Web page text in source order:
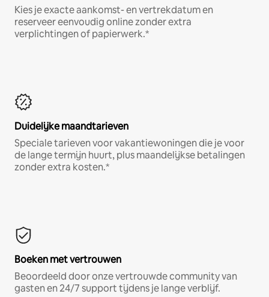
Kies je exacte aankomst- en vertrekdatum en
reserveer eenvoudig online zonder extra
verplichtingen of papierwerk.*
Duidelijke maandtarieven
Speciale tarieven voor vakantiewoningen die je voor
de lange termijn huurt, plus maandelijkse betalingen
zonder extra kosten.*
Boeken met vertrouwen
Beoordeeld door onze vertrouwde community van
gasten en 24/7 support tijdens je lange verblijf.